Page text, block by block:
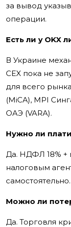
за вывод
операции.
Есть ли у OKX
В Украине
CEX пока не
для всего
(MiCA), MPI
ОАЭ (VARA).
Нужно ли
Да. НДФЛ 18% +
налоговым
самостоятельно.
Можно ли
Да. Торговля